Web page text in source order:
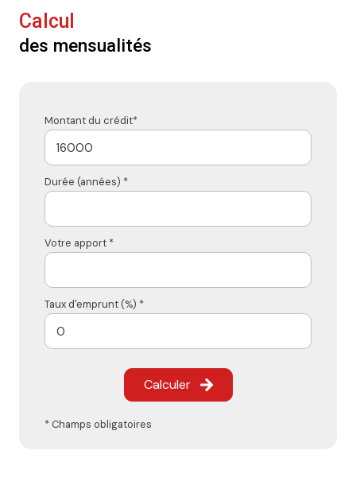
Calcul
des mensualités
Montant du crédit*
Durée (années) *
Votre apport *
Taux d'emprunt (%) *
Calculer
* Champs obligatoires